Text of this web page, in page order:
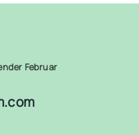
Februar